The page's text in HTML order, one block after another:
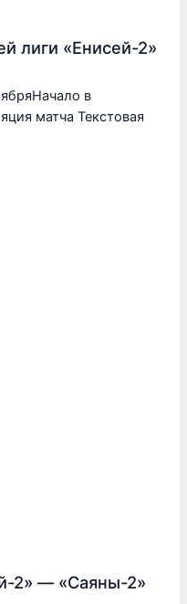
лиги «Енисей-2»
в
матча Текстовая
2» — «Саяны-2»